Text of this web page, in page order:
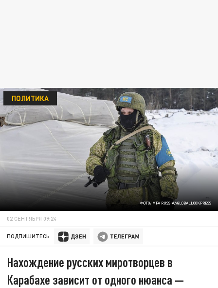
ФОТО: MFA RUSSIA//GLOBALLOOKPRESS
ПОЛИТИКА
02 СЕНТЯБРЯ 09:24
ПОДПИШИТЕСЬ:
Нахождение русских миротворцев в
Карабахе зависит от одного нюанса —